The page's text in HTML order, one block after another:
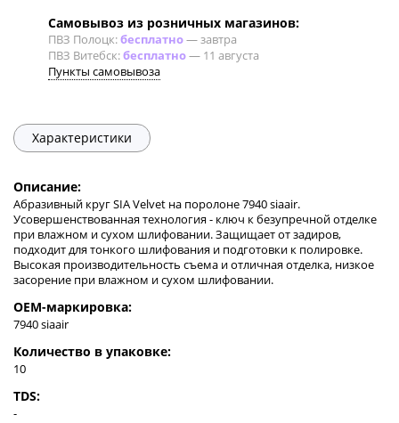
Самовывоз из розничных магазинов:
ПВЗ Полоцк:бесплатно—завтра
ПВЗ Витебск:бесплатно— 11 августа
Пункты самовывоза
Характеристики
Описание:
Абразивный круг SIA Velvet на поролоне 7940 siaair.
Усовершенствованная технология - ключ к безупречной отделке
при влажном и сухом шлифовании. Защищает от задиров,
подходит для тонкого шлифования и подготовки к полировке.
Высокая производительность съема и отличная отделка, низкое
засорение при влажном и сухом шлифовании.
OEM-маркировка:
7940 siaair
Количество в упаковке:
10
TDS:
-